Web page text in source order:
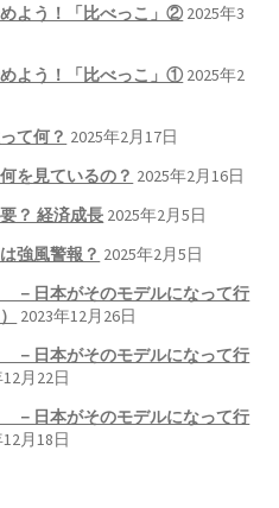
めよう！「比べっこ」② 2025年3
めよう！「比べっこ」① 2025年2
て何？ 2025年2月17日
を見ているの？ 2025年2月16日
？ 経済成長 2025年2月5日
強風警報？ 2025年2月5日
－日本がそのモデルになって行
2023年12月26日
－日本がそのモデルになって行
月22日
－日本がそのモデルになって行
月18日